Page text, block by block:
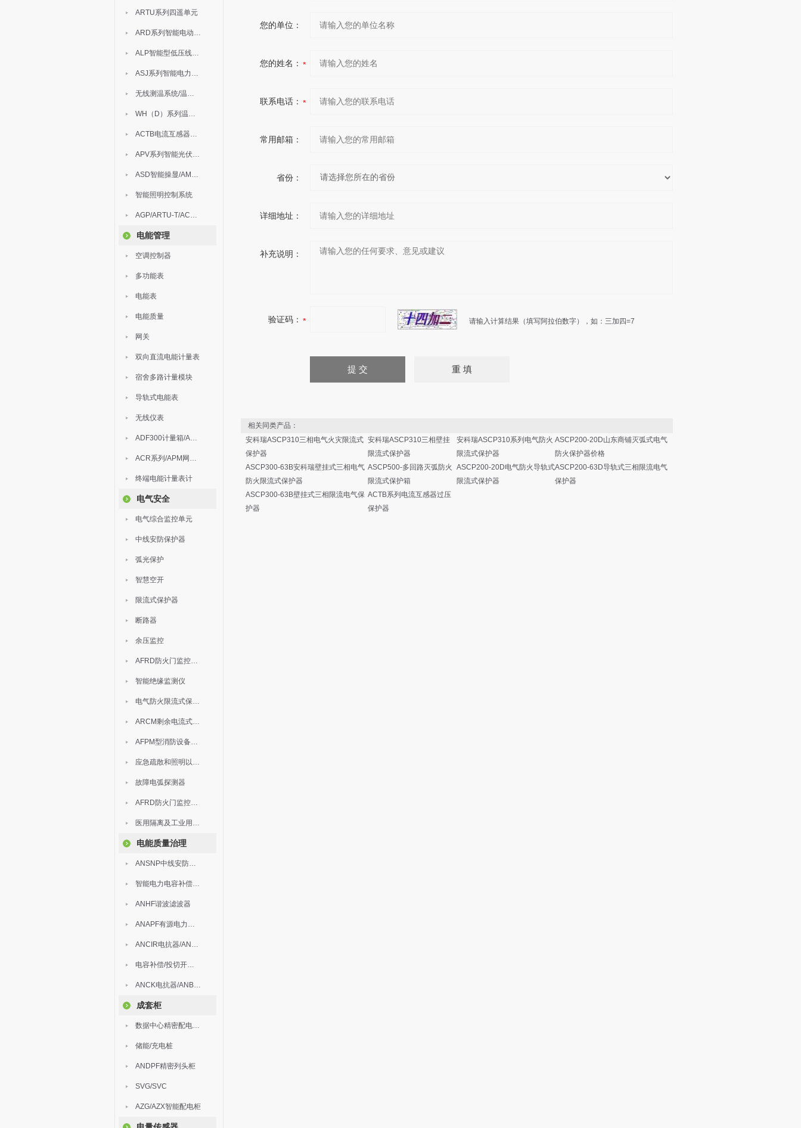
ARTU系列四遥单元
ARD系列智能电动机保护器
ALP智能型低压线路保护装置
ASJ系列智能电力继电器
无线测温系统/温度巡检
WH（D）系列温湿度控制器
ACTB电流互感器过电压保护器
APV系列智能光伏汇流箱
ASD智能操显/AM中压保护
智能照明控制系统
AGP/ARTU-T/ACM/ADDC
电能管理
空调控制器
多功能表
电能表
电能质量
网关
双向直流电能计量表
宿舍多路计量模块
导轨式电能表
无线仪表
ADF300计量箱/AEW无线计量
ACR系列/APM网络电力仪表
终端电能计量表计
电气安全
电气综合监控单元
中线安防保护器
弧光保护
智慧空开
限流式保护器
断路器
余压监控
AFRD防火门监控模块
智能绝缘监测仪
电气防火限流式保护器
ARCM剩余电流式电气火灾监控装置
AFPM型消防设备电源监控系统
应急疏散和照明以及灯具
故障电弧探测器
AFRD防火门监控系统
医用隔离及工业用电绝缘检测
电能质量治理
ANSNP中线安防保护器
智能电力电容补偿装置
ANHF谐波滤波器
ANAPF有源电力滤波器
ANCIR电抗器/ANHPD300谐波保护器
电容补偿/投切开关/ARC
ANCK电抗器/ANBSMJ自愈式低压并联电容器
成套柜
数据中心精密配电监控装置
储能/充电桩
ANDPF精密列头柜
SVG/SVC
AZG/AZX智能配电柜
您的单位：
您的姓名：
联系电话：
常用邮箱：
省份：
详细地址：
补充说明：
验证码： 请输入计算结果（填写阿拉伯数字），如：三加四=7
相关同类产品：
安科瑞ASCP310三相电气火灾限流式
保护器
安科瑞ASCP310三相壁挂
限流式保护器
安科瑞ASCP310系列电气防火
限流式保护器
ASCP200-20D山东商铺灭弧式电气
防火保护器价格
ASCP300-63B安科瑞壁挂式三相电气
防火限流式保护器
ASCP500-多回路灭弧防火
限流式保护箱
ASCP200-20D电气防火导轨式
限流式保护器
ASCP200-63D导轨式三相限流电气
保护器
ASCP300-63B壁挂式三相限流电气保
护器
ACTB系列电流互感器过压
保护器